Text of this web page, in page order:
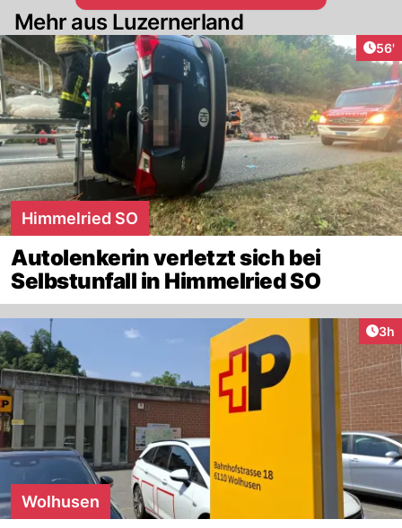
Mehr aus Luzernerland
56'
Himmelried SO
Autolenkerin verletzt sich bei
Selbstunfall in Himmelried SO
3h
Wolhusen